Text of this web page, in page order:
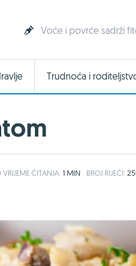
Voće i povrće sadrži
Trudnoća i
VRIJEME ČITANJA: 1 MIN BROJ RIJEČI: